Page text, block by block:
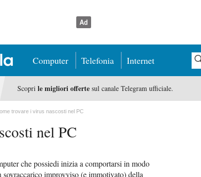
Computer Telefonia Internet
Scopri le migliori offertesul canale Telegram ufficiale.
trovare i virus nascosti nel PC
nel PC
che possiedi inizia a comportarsi in modo
improvviso (e immotivato) della